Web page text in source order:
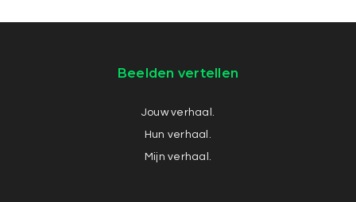
Beelden vertellen
Jouw verhaal.
Hun verhaal.
Mijn verhaal.